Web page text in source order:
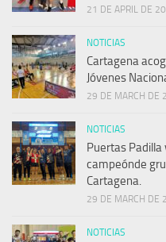
21 DE APRIL DE
NOTICIAS
Cartagena
Jóvenes
29 DE MARCH DE
NOTICIAS
Puertas Padilla
campeónde
Cartagena.
29 DE MARCH DE
NOTICIAS